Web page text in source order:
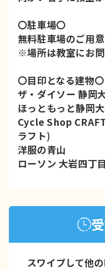
〇駐車場〇
無料駐車場のご用
※場所は教室にお
〇目印となる建物〇
ザ・ダイソー 静岡
ほっともっと静岡
Cycle Shop
ラフト)
洋服の青山
ローソン 大岩四丁
スワイプして他